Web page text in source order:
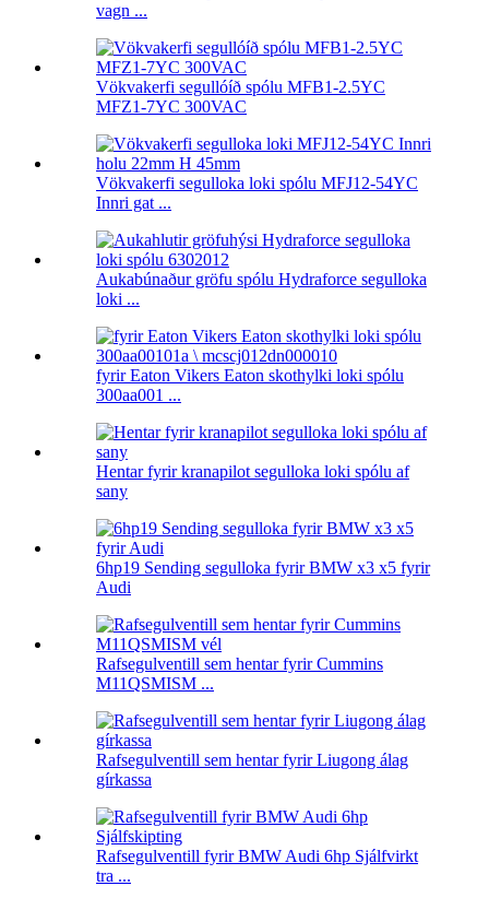
vagn ...
Vökvakerfi segullóíð spólu MFB1-2.5YC
MFZ1-7YC 300VAC
Vökvakerfi segulloka loki spólu MFJ12-54YC
Innri gat ...
Aukabúnaður gröfu spólu Hydraforce segulloka
loki ...
fyrir Eaton Vikers Eaton skothylki loki spólu
300aa001 ...
Hentar fyrir kranapilot segulloka loki spólu af
sany
6hp19 Sending segulloka fyrir BMW x3 x5 fyrir
Audi
Rafsegulventill sem hentar fyrir Cummins
M11QSMISM ...
Rafsegulventill sem hentar fyrir Liugong álag
gírkassa
Rafsegulventill fyrir BMW Audi 6hp Sjálfvirkt
tra ...